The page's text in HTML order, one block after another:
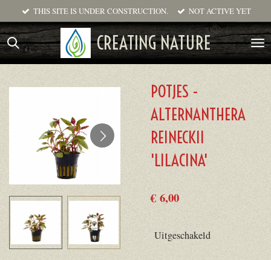
direct
naar
de
CREATING NATURE
THIS SITE IS UNDER CONSTRUCTION. NOT ACTIVE YET
POTJES -
ALTERNANTHERA
REINECKII
'LILACINA'
€ 6,00
Uitgeschakeld